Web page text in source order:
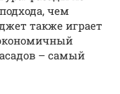
чем
также играет
– самый